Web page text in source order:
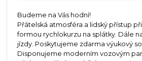
Budeme na Vás hodní!
Přátelská atmosféra a lidský přístup
formou rychlokurzu na splátky. Dále
jízdy. Poskytujeme zdarma výukový
Disponujeme moderním vozovým